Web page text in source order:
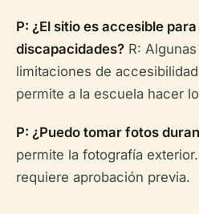
P: ¿El sitio es accesible
discapacidades? R:
limitaciones de
permite a la escuela hacer
P: ¿Puedo tomar fotos
permite la fotografía
requiere aprobación previa.